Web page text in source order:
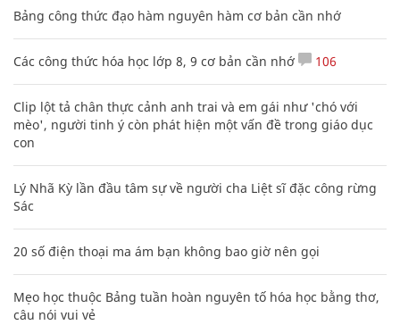
Bảng công thức đạo hàm nguyên hàm cơ bản cần nhớ
Các công thức hóa học lớp 8, 9 cơ bản cần nhớ 106
Clip lột tả chân thực cảnh anh trai và em gái như 'chó với
mèo', người tinh ý còn phát hiện một vấn đề trong giáo dục
con
Lý Nhã Kỳ lần đầu tâm sự về người cha Liệt sĩ đặc công rừng
Sác
20 số điện thoại ma ám bạn không bao giờ nên gọi
Mẹo học thuộc Bảng tuần hoàn nguyên tố hóa học bằng thơ,
câu nói vui vẻ